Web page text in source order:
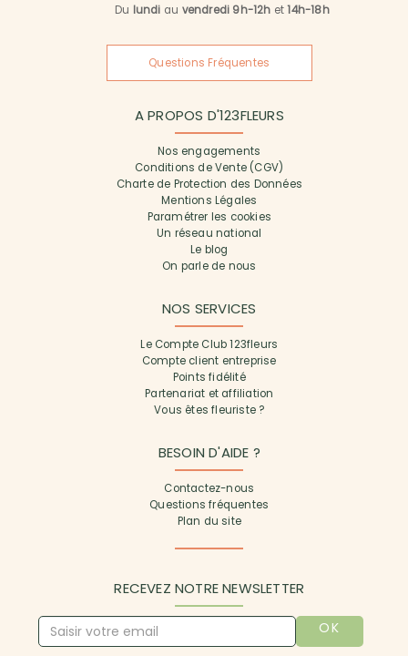
Du lundi au vendredi 9h-12h et14h-18h
Questions Fréquentes
A PROPOS D'123FLEURS
Nos engagements
Conditions de Vente (CGV)
Charte de Protection des Données
Mentions Légales
Paramétrer les cookies
Un réseau national
Le blog
On parle de nous
NOS SERVICES
Le Compte Club 123fleurs
Compte client entreprise
Points fidélité
Partenariat et affiliation
Vous êtes fleuriste ?
BESOIN D'AIDE ?
Contactez-nous
Questions fréquentes
Plan du site
RECEVEZ NOTRE NEWSLETTER
OK